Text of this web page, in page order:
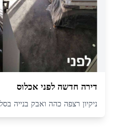
דירה חדשה לפני אכלוס
ניקיון רצפה כהה ואבק בנייה